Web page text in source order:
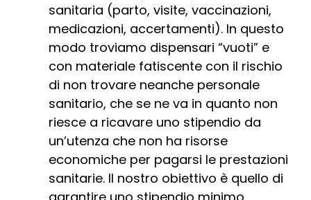
sanitaria (parto, visite, vaccinazioni,
medicazioni, accertamenti). In questo
modo troviamo dispensari “vuoti” e
con materiale fatiscente con il rischio
di non trovare neanche personale
sanitario, che se ne va in quanto non
riesce a ricavare uno stipendio da
un’utenza che non ha risorse
economiche per pagarsi le prestazioni
sanitarie. Il nostro obiettivo è quello di